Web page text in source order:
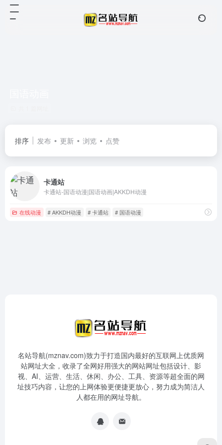
排序 发布 更新 浏览 点赞
卡通站
卡通站-国语动漫|国语动画|AKKDH动漫
在线动漫 # AKKDH动漫 # 卡通站 # 国语动漫
名站导航(mznav.com)致力于打造国内最好的互联网上优质网
站网址大全，收录了全网好用强大的网站网址包括设计、影
视、AI、运营、生活、休闲、办公、工具、资源等超全面的网
址技巧内容，让您的上网体验更便捷更放心，努力成为简洁人
人都在用的网址导航。